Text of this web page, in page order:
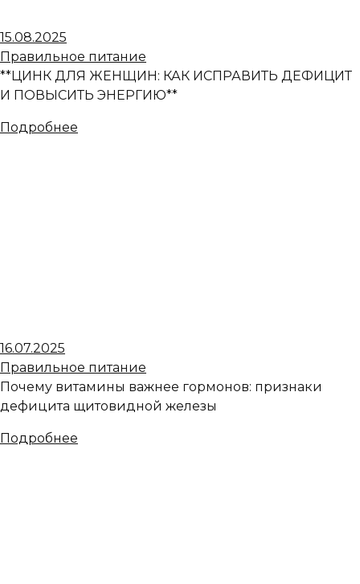
15.08.2025
Правильное питание
**ЦИНК ДЛЯ ЖЕНЩИН: КАК ИСПРАВИТЬ ДЕФИЦИТ
И ПОВЫСИТЬ ЭНЕРГИЮ**
Подробнее
16.07.2025
Правильное питание
Почему витамины важнее гормонов: признаки
дефицита щитовидной железы
Подробнее